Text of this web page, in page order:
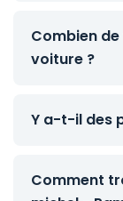
Combien
voiture ?
Y a-t-il des
Comment